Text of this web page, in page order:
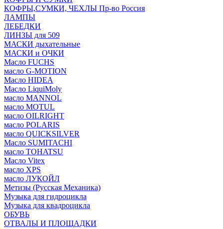
КОФРЫ,СУМКИ, ЧЕХЛЫ Пр-во Россия
ЛАМПЫ
ЛЕБЕДКИ
ЛИНЗЫ для 509
МАСКИ дыхательные
МАСКИ и ОЧКИ
Масло FUCHS
масло G-MOTION
Масло HIDEA
Масло LiquiMoly
масло MANNOL
масло MOTUL
масло OILRIGHT
масло POLARIS
масло QUICKSILVER
Масло SUMITACHI
масло TOHATSU
Масло Vitex
масло XPS
масло ЛУКОЙЛ
Метизы (Русская Механика)
Музыка для гидроцикла
Музыка для квадроцикла
ОБУВЬ
ОТВАЛЫ И ПЛОЩАДКИ